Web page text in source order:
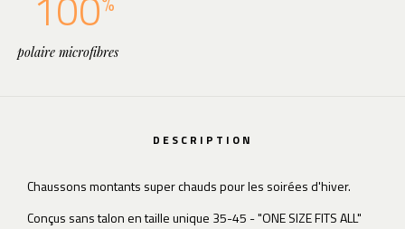
polaire microfibres
DESCRIPTION
Chaussons montants super chauds pour les soirées d'hiver.
Conçus sans talon en taille unique 35-45 - "ONE SIZE FITS ALL"